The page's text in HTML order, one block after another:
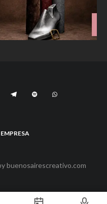
buenosairescreativo.com